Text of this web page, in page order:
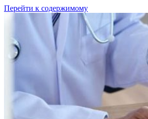
Перейти к содержимому